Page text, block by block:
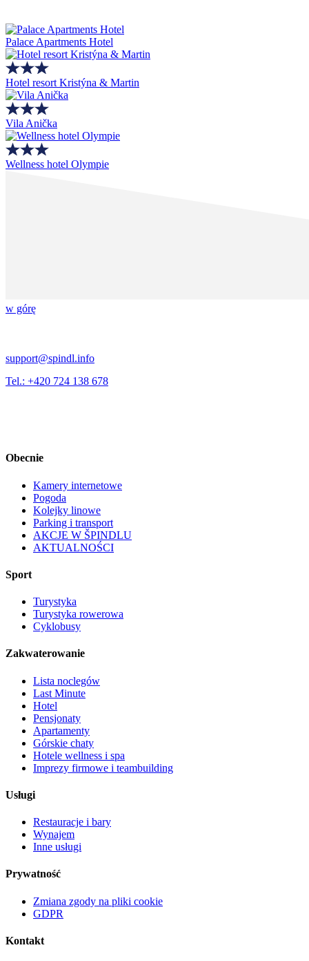
Palace Apartments Hotel
Hotel resort Kristýna & Martin
Vila Anička
Wellness hotel Olympie
w górę
support@spindl.info
Tel.: +420 724 138 678
Obecnie
Kamery internetowe
Pogoda
Kolejky linowe
Parking i transport
AKCJE W ŠPINDLU
AKTUALNOŚCI
Sport
Turystyka
Turystyka rowerowa
Cyklobusy
Zakwaterowanie
Lista noclegów
Last Minute
Hotel
Pensjonaty
Apartamenty
Górskie chaty
Hotele wellness i spa
Imprezy firmowe i teambuilding
Usługi
Restauracje i bary
Wynajem
Inne usługi
Prywatność
Zmiana zgody na pliki cookie
GDPR
Kontakt